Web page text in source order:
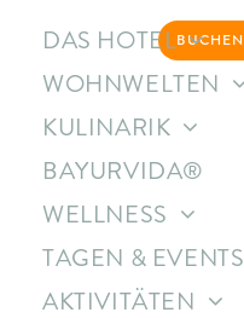
springen
DAS HOTEL
WOHNWELTEN
KULINARIK
BAYURVIDA®
WELLNESS
TAGEN & EVENTS
AKTIVITÄTEN
BUCHEN